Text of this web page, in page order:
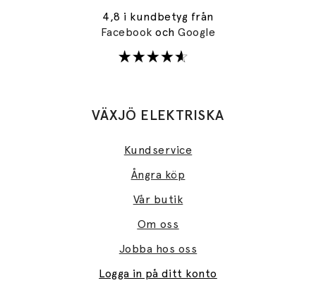
4,8 i kundbetyg från
FacebookochGoogle
VÄXJÖ ELEKTRISKA
Kundservice
Ångra köp
Vår butik
Om oss
Jobba hos oss
Logga in på ditt konto